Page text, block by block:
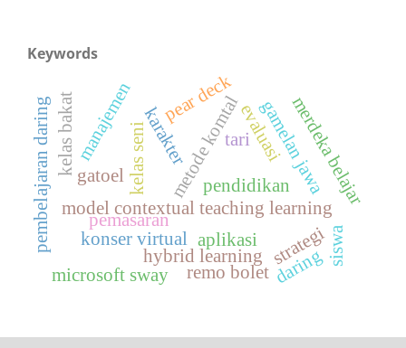
Keywords
aplikasi
model contextual teaching learning
metode komtalevaluasi
kelas seni
gatoel gamelan jawa
karakter
manajemen
hybrid learning
pear deck
pembelajaran daring pendidikanmerdeka belajar
remo bolet
pemasaran
konser virtual strategi
microsoft sway
tari
daringsiswa
kelas bakat